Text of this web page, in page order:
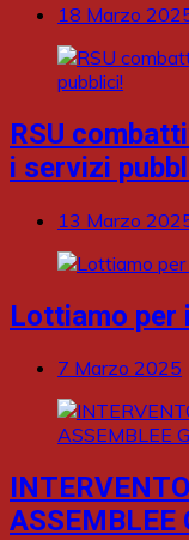
18 Marzo
RSU
i servizi
13 Marzo
Lottiamo
7 Marzo 2025
ASSEMBLEE